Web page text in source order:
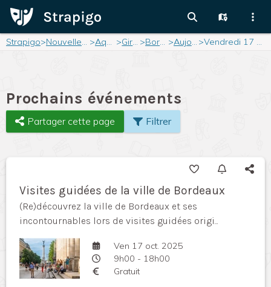
Strapigo> Nouvelle-Aquitaine > Aquitaine > Gironde > Bordeaux > Aujourd'hui > Vendredi 17 octobre 2025
Prochains événements
Partager cette page Filtrer
Visites guidées de la ville de Bordeaux
(Re)découvrez la ville de Bordeaux et ses
incontournables lors de visites guidées origi...
Ven 17 oct. 2025
9h00 - 18h00
Gratuit